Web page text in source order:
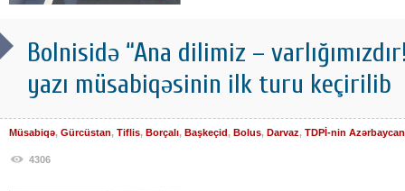
Bolnisidə “Ana dilimiz –
yazı müsabiqəsinin ilk turu keçirilib
Müsabiqə, Gürcüstan, Tiflis, Borçalı, Başkeçid , Bolus, Darvaz, TDPİ-nin
4306